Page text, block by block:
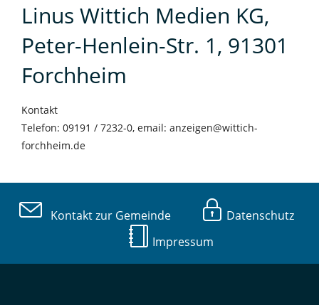
Linus Wittich Medien KG,
Peter-Henlein-Str. 1, 91301
Forchheim
Kontakt
Telefon: 09191 / 7232-0, email: anzeigen@wittich-
forchheim.de
Kontakt zur Gemeinde
Datenschutz
Impressum